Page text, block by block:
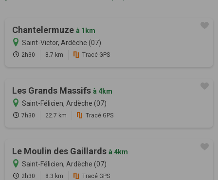
Chantelermuze à 1km
Saint-Victor, Ardèche (07)
2h30 8.7 km Tracé GPS
Les Grands Massifs à 4km
Saint-Félicien, Ardèche (07)
7h30 22.7 km Tracé GPS
Le Moulin des Gaillards à 4km
Saint-Félicien, Ardèche (07)
2h30 8.3 km Tracé GPS